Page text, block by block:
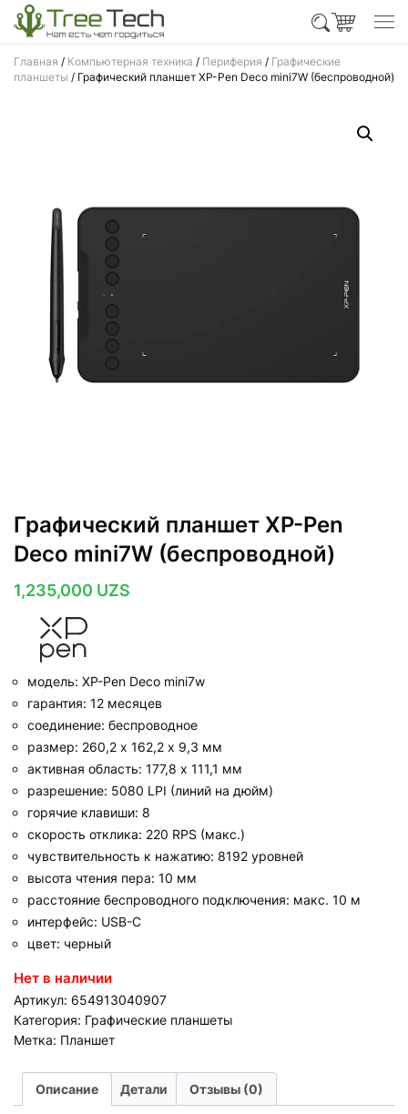
Главная / Компьютерная техника / Периферия / Графические
планшеты / Графический планшет XP-Pen Deco mini7W (беспроводной)
Графический планшет XP-Pen
Deco mini7W (беспроводной)
1,235,000 UZS
модель: XP-Pen Deco mini7w
гарантия: 12 месяцев
соединение: беспроводное
размер: 260,2 х 162,2 х 9,3 мм
активная область: 177,8 x 111,1 мм
разрешение: 5080 LPI (линий на дюйм)
горячие клавиши: 8
скорость отклика: 220 RPS (макс.)
чувствительность к нажатию: 8192 уровней
высота чтения пера: 10 мм
расстояние беспроводного подключения: макс. 10 м
интерфейс: USB-C
цвет: черный
Нет в наличии
Артикул: 654913040907
Категория: Графические планшеты
Метка: Планшет
Описание Детали Отзывы (0)